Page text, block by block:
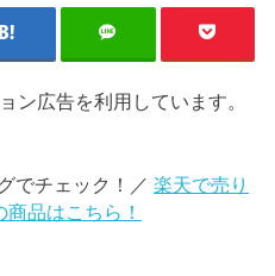
ン広告を利用しています。
でチェック！／ 楽天で売り
商品はこちら！